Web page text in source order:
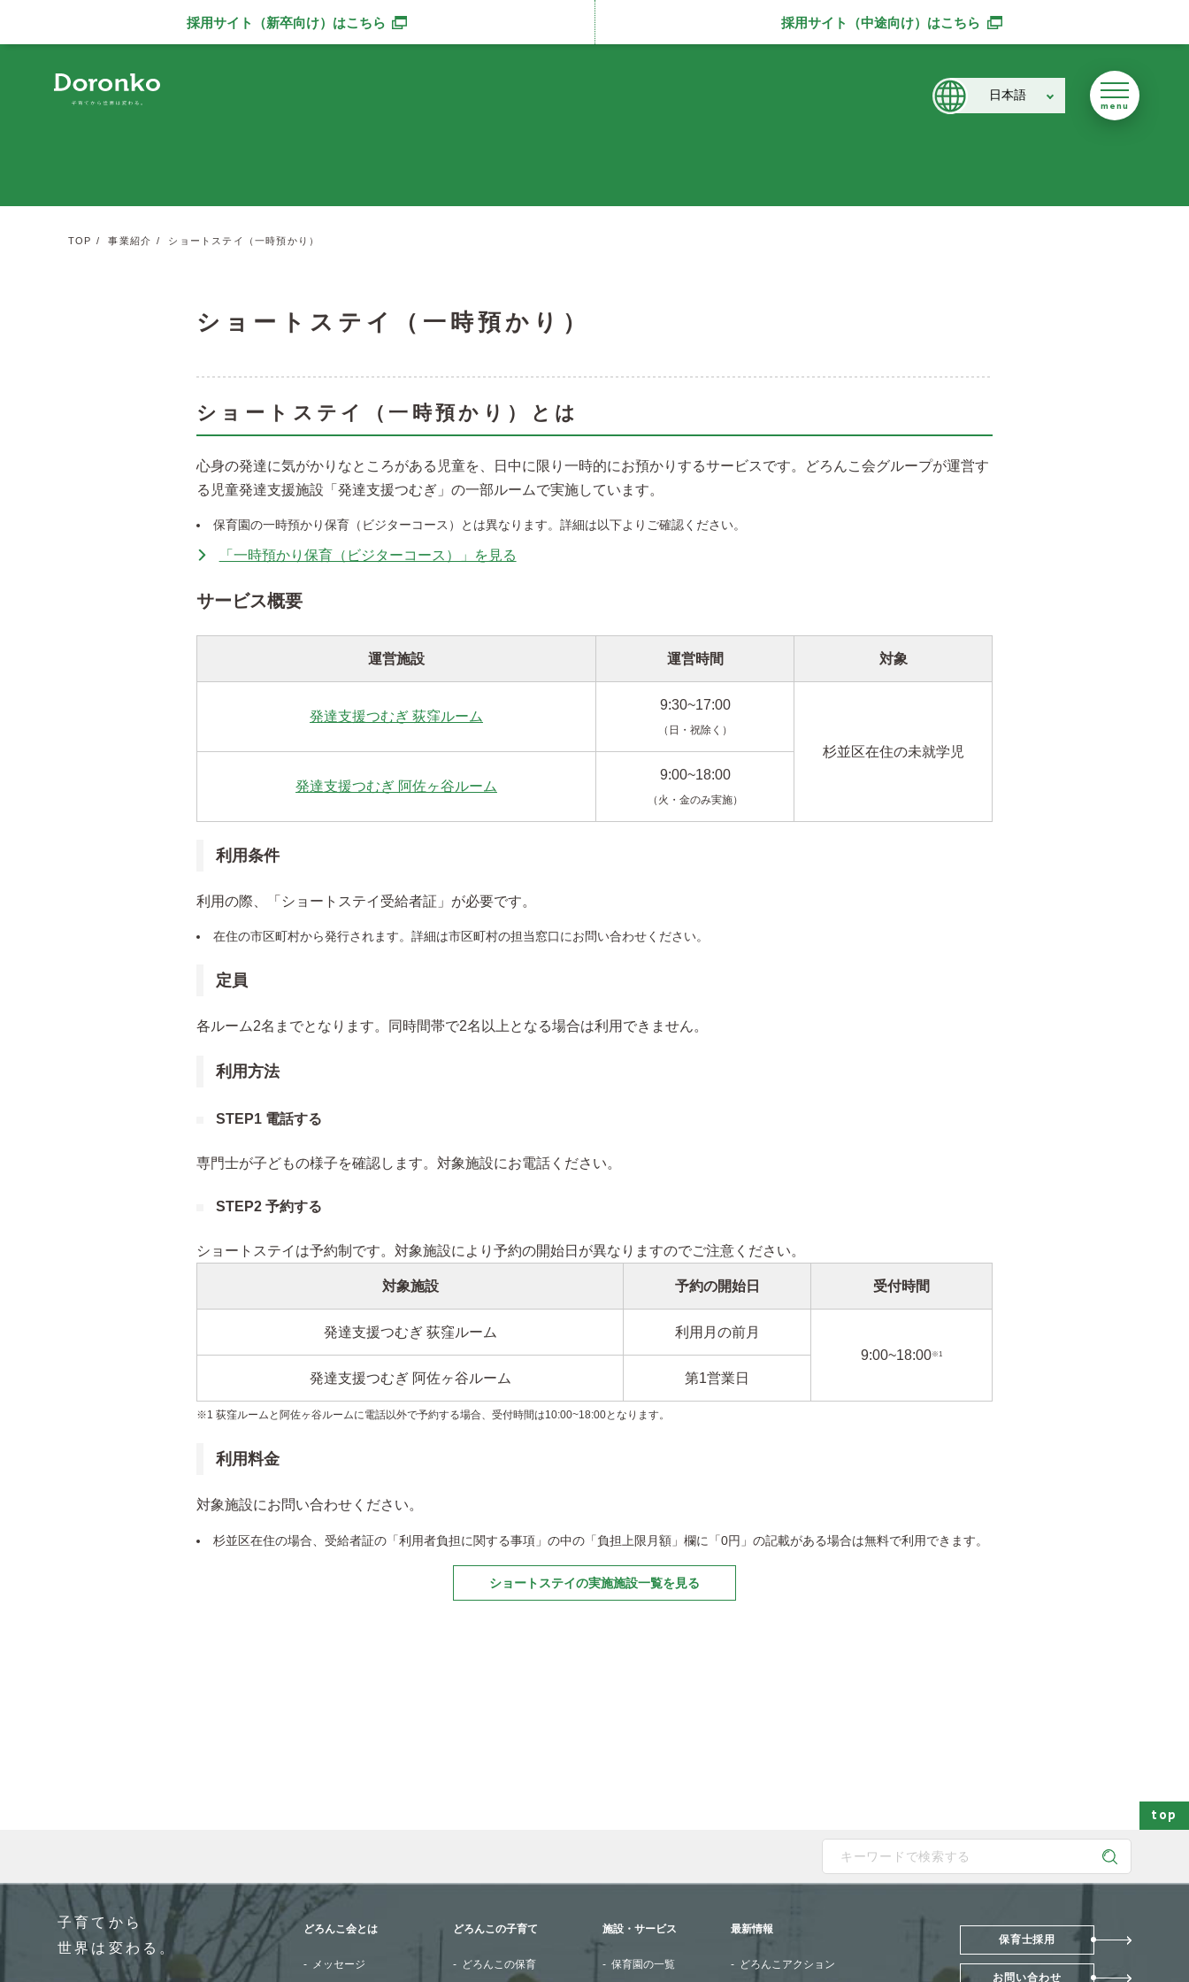
採用サイト（新卒向け） はこちら
別ウィンドウで開きます 採用サイト（中途向け） はこちら
別ウィンドウで開きます
日本語
TOP 事業紹介 ショートステイ（一時預かり）
ショートステイ（一時預かり）
ショートステイ（一時預かり）とは
心身の発達に気がかりなところがある児童を、日中に限り一時的にお預かりするサービスです。どろんこ会グループが運営す
る児童発達支援施設「発達支援つむぎ」の一部ルームで実施しています。
保育園の一時預かり保育（ビジターコース）とは異なります。詳細は以下よりご確認ください。
「一時預かり保育（ビジターコース）」を見る
サービス概要
運営施設 運営時間 対象
発達支援つむぎ 荻窪ルーム
9:30~17:00
（日・祝除く）
杉並区在住の未就学児
発達支援つむぎ 阿佐ヶ谷ルーム
9:00~18:00
（火・金のみ実施）
利用条件
利用の際、「ショートステイ受給者証」が必要です。
在住の市区町村から発行されます。詳細は市区町村の担当窓口にお問い合わせください。
定員
各ルーム2名までとなります。同時間帯で2名以上となる場合は利用できません。
利用方法
STEP1 電話する
専門士が子どもの様子を確認します。対象施設にお電話ください。
STEP2 予約する
ショートステイは予約制です。対象施設により予約の開始日が異なりますのでご注意ください。
対象施設 予約の開始日 受付時間
発達支援つむぎ 荻窪ルーム
利用月の前月
9:00~18:00※1
発達支援つむぎ 阿佐ヶ谷ルーム 第1営業日
※1 荻窪ルームと阿佐ヶ谷ルームに電話以外で予約する場合、受付時間は10:00~18:00となります。
利用料金
対象施設にお問い合わせください。
杉並区在住の場合、受給者証の「利用者負担に関する事項」の中の「負担上限月額」欄に「0円」の記載がある場合は無料で利用できます。
ショートステイの実施施設一覧を見る
top
When autocomplete results are available use up and down arrows to review and enter to go to the desired page. Touch device users, explore by touch or with swipe gestures.
子育てから
世界は変わる。
どろんこ会とは
メッセージ
どろんこの子育て
どろんこの保育
施設・サービス
保育園の一覧
最新情報
どろんこアクション
保育士採用
お問い合わせ